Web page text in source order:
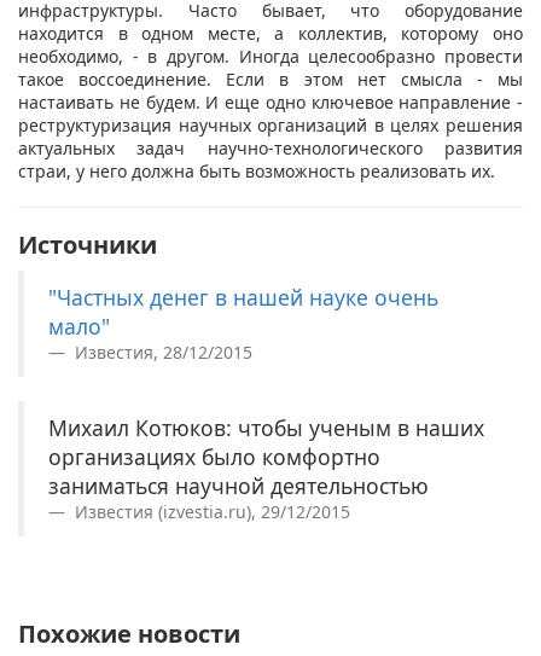
инфраструктуры. Часто бывает, что оборудование
находится в одном месте, а коллектив, которому оно
необходимо, - в другом. Иногда целесообразно провести
такое воссоединение. Если в этом нет смысла - мы
настаивать не будем. И еще одно ключевое направление -
реструктуризация научных организаций в целях решения
актуальных задач научно-технологического развития
страи, у него должна быть возможность реализовать их.
Источники
"Частных денег в нашей науке очень
мало"
Известия, 28/12/2015
Михаил Котюков: чтобы ученым в наших
организациях было комфортно
заниматься научной деятельностью
Известия (izvestia.ru), 29/12/2015
Похожие новости